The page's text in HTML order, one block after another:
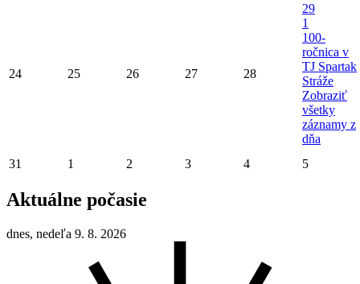
24 25 26 27 28
29
1
100-
ročnica v
TJ Spartak
Stráže
Zobraziť
všetky
záznamy z
dňa
31
1 2 3 4 5
Aktuálne počasie
dnes, nedeľa 9. 8. 2026